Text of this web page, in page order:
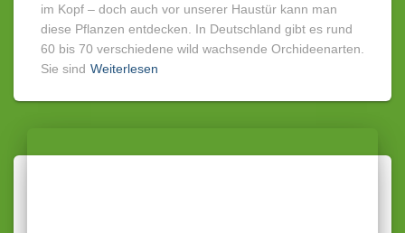
im Kopf – doch auch vor unserer Haustür kann man
diese Pflanzen entdecken. In Deutschland gibt es rund
60 bis 70 verschiedene wild wachsende Orchideenarten.
Sie sind Weiterlesen